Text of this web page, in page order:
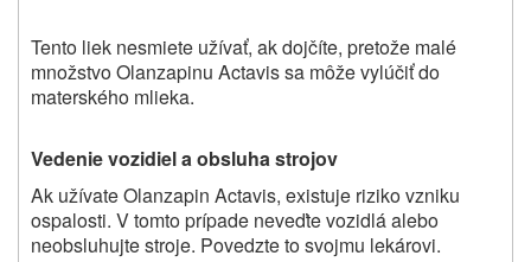
Tento liek nesmiete užívať, ak dojčíte, pretože malé
množstvo Olanzapinu Actavis sa môže vylúčiť do
materského mlieka.
Vedenie vozidiel a obsluha strojov
Ak užívate Olanzapin Actavis, existuje riziko vzniku
ospalosti. V tomto prípade neveďte vozidlá alebo
neobsluhujte stroje. Povedzte to svojmu lekárovi.